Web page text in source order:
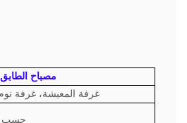
مصباح
غرفة المعيشة، غرفة
حسب